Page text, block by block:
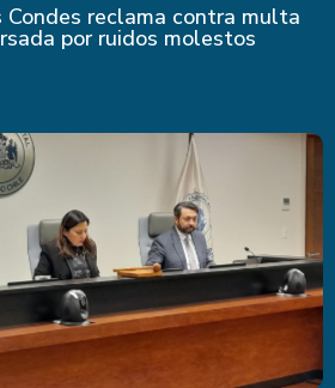
Condes reclama contra multa
por ruidos molestos